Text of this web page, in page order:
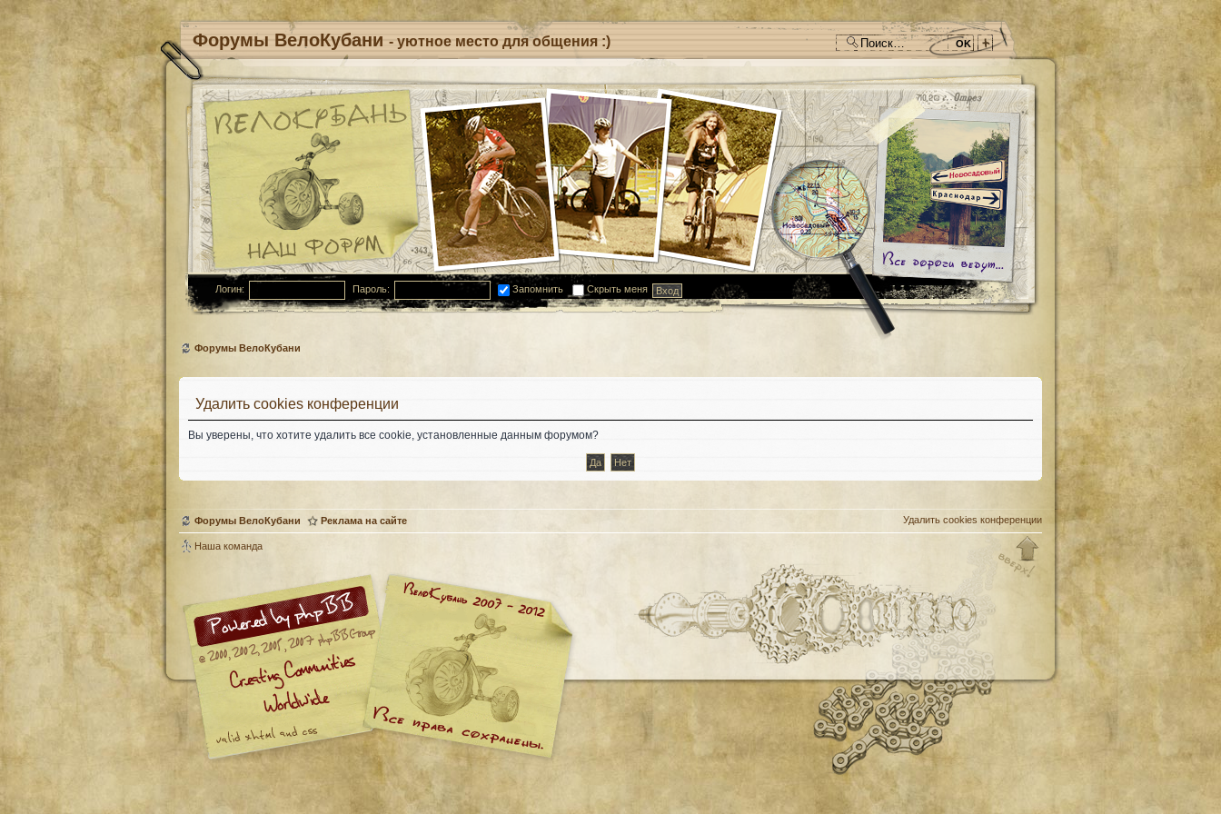
Форумы ВелоКубани - уютное место для общения :)
Логин: Пароль: Запомнить Скрыть меня
Форумы ВелоКубани
Удалить cookies конференции
Вы уверены, что хотите удалить все cookie, установленные данным форумом?
Форумы ВелоКубани Реклама на сайте Удалить cookies конференции
Наша команда